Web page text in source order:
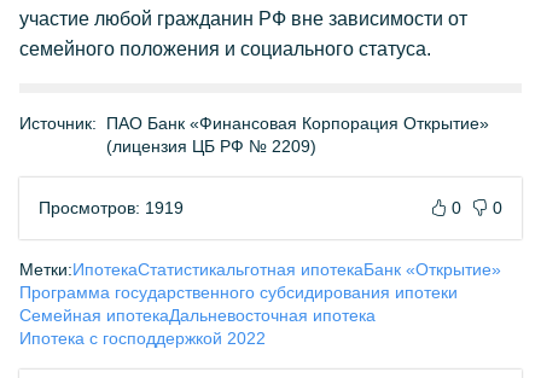
участие любой гражданин РФ вне зависимости от
семейного положения и социального статуса.
Источник:
ПАО Банк «Финансовая Корпорация Открытие»
(лицензия ЦБ РФ № 2209)
Просмотров: 1919 0 0
Метки:ИпотекаСтатистикальготная ипотекаБанк «Открытие»
Программа государственного субсидирования ипотеки
Семейная ипотекаДальневосточная ипотека
Ипотека с господдержкой 2022